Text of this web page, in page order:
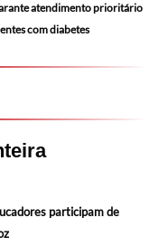
atendimento prioritário
com diabetes
participam de